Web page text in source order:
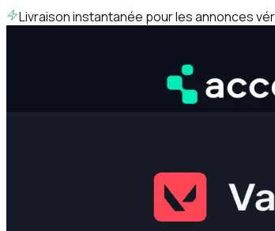
Livraison instantanée pour les annonces